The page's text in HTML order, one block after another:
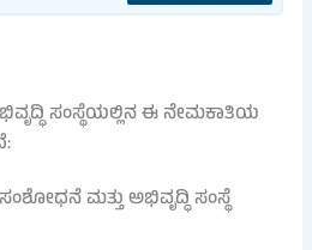
ಸಂಸ್ಥೆಯಲ್ಲಿನ ಈ ನೇಮಕಾತಿಯ
ಮತ್ತು ಅಭಿವೃದ್ಧಿ ಸಂಸ್ಥೆ